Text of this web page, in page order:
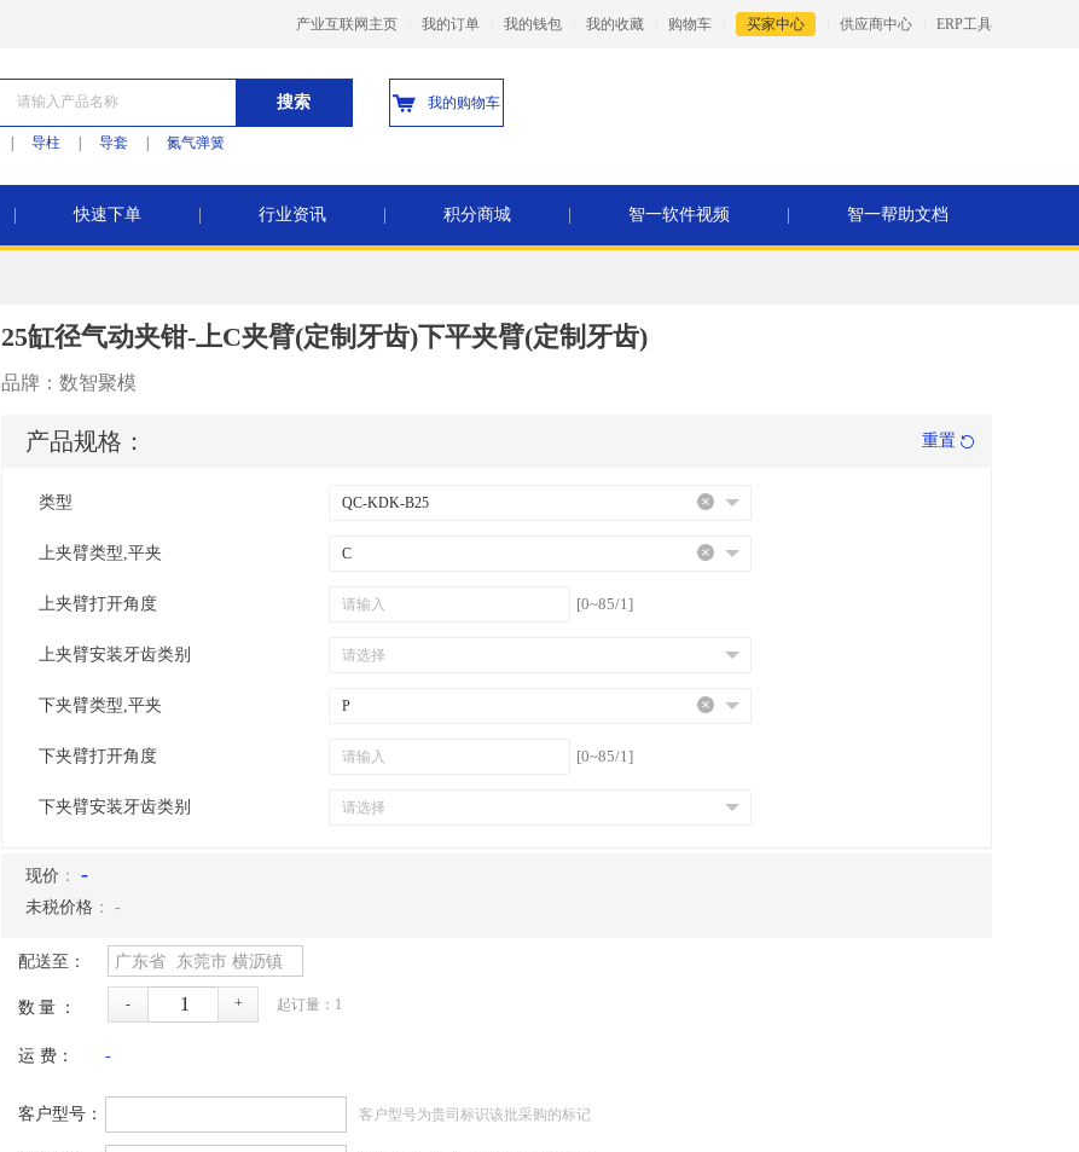
产业互联网主页 我的订单 我的钱包 我的收藏 购物车 买家中心 供应商中心 ERP工具
搜索
导柱 导套 氮气弹簧
我的购物车
快速下单 行业资讯 积分商城 智一软件视频 智一帮助文档
25缸径气动夹钳-上C夹臂(定制牙齿)下平夹臂(定制牙齿)
品牌： 数智聚模
产品规格： 重置
类型
上夹臂类型,平夹
上夹臂打开角度 [0~85/1]
上夹臂安装牙齿类别
下夹臂类型,平夹
下夹臂打开角度 [0~85/1]
下夹臂安装牙齿类别
现价 ： -
未税价格 ： -
配送至： 广东省 东莞市 横沥镇
数量： - + 起订量： 1
运 费： -
客户型号： 客户型号为贵司标识该批采购的标记